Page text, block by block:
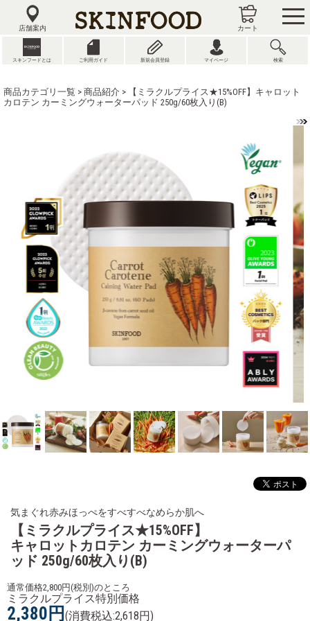
店舗案内 カート
スキンフードとは ご利用ガイド 新規会員登録 マイページ 検索
商品カテゴリ一覧 > 商品紹介 > 【ミラクルプライス★15%OFF】キャロット
カロテン カーミングウォーターパッド 250g/60枚入り(B)
気まぐれ赤みほっぺをすべすべなめらか肌へ
【ミラクルプライス★15%OFF】
キャロットカロテン カーミングウォーターパ
ッド 250g/60枚入り(B)
通常価格2,800円(税別)のところ
ミラクルプライス特別価格
2,380円 (消費税込:2,618円)